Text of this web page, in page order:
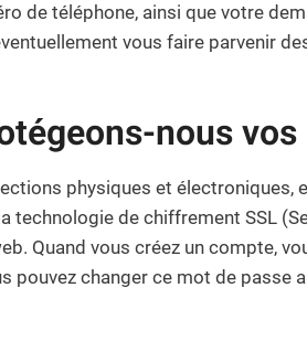
de téléphone, ainsi que votre
vous faire parvenir
nous
physiques et électroniques,
technologie de chiffrement SSL
Quand vous créez un compte,
pouvez changer ce mot de passe